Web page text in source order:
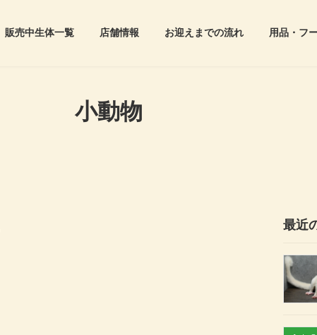
販売中生体一覧 店舗情報 お迎えまでの流れ 用品・フ
小動物
最近